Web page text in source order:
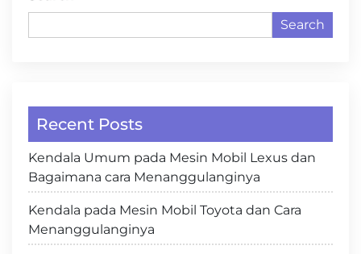
Search
Recent Posts
Kendala Umum pada Mesin Mobil Lexus dan
Bagaimana cara Menanggulanginya
Kendala pada Mesin Mobil Toyota dan Cara
Menanggulanginya